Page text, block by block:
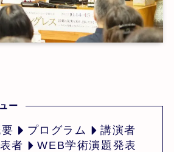
ー
プログラム
講演者
者
WEB学術演題発表